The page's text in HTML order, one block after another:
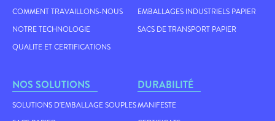
COMMENT TRAVAILLONS-NOUS
NOTRE TECHNOLOGIE
QUALITE ET CERTIFICATIONS
EMBALLAGES INDUSTRIELS PAPIER
SACS DE TRANSPORT PAPIER
NOS SOLUTIONS
SOLUTIONS D'EMBALLAGE SOUPLES
DURABILITÉ
MANIFESTE